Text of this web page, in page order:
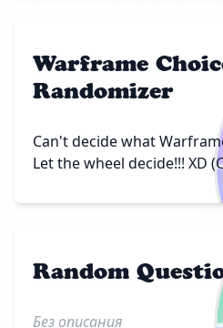
Warframe
Randomizer
Can't decide what
Let the wheel decide!!! XD
Random
Без описания